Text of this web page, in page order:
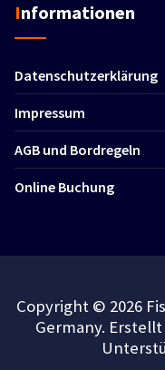
Informationen
Datenschutzerklärung
Impressum
AGB und Bordregeln
Online Buchung
Copyright © 2026
Germany.